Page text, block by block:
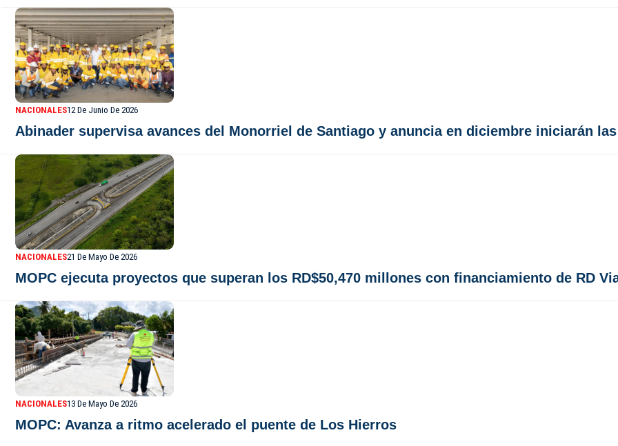
NACIONALES12 De Junio De 2026
Abinader supervisa avances del Monorriel de Santiago y anuncia en diciembre iniciarán
NACIONALES21 De Mayo De 2026
MOPC ejecuta proyectos que superan los RD$50,470 millones con financiamiento de RD
NACIONALES13 De Mayo De 2026
MOPC: Avanza a ritmo acelerado el puente de Los Hierros